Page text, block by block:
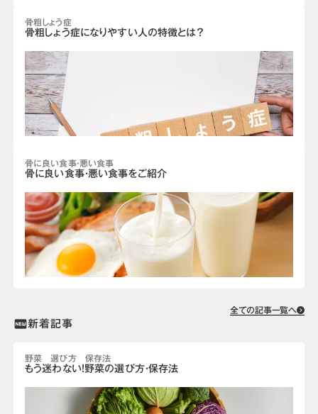
骨粗しょう症
骨粗しょう症になりやすい人の特徴とは？
骨に良い食事・悪い食事
骨に良い食事・悪い食事をご紹介
全ての記事一覧へ
fiber_new新着記事
野菜 選び方 保存法
もう迷わない！野菜の選び方・保存法